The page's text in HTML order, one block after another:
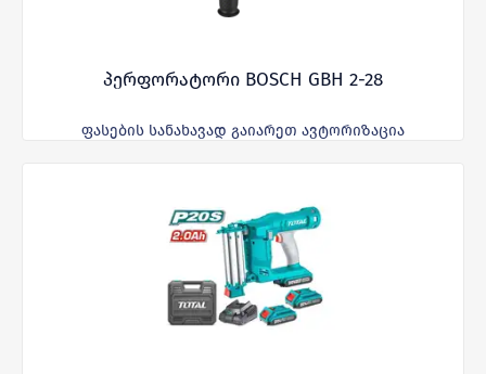
პერფორატორი BOSCH GBH 2-28
ფასების სანახავად გაიარეთ ავტორიზაცია